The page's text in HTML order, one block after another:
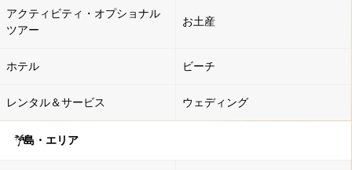
アクティビティ・オプショナル
ツアー
お土産
ホテル ビーチ
レンタル＆サービス ウェディング
島・エリア